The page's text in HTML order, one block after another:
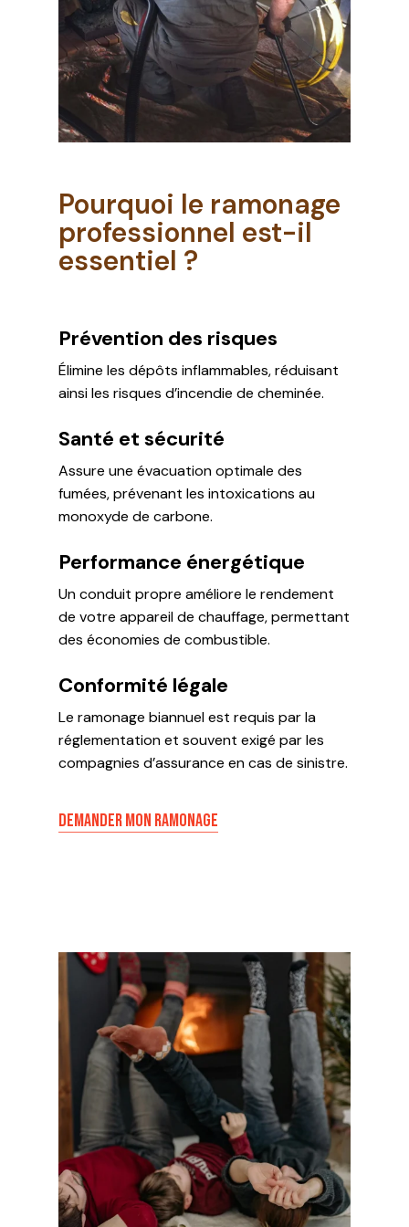
Pourquoi le ramonage
professionnel est-il
essentiel ?
Prévention des risques
Élimine les dépôts inflammables, réduisant
ainsi les risques d’incendie de cheminée.
Santé et sécurité
Assure une évacuation optimale des
fumées, prévenant les intoxications au
monoxyde de carbone.
Performance énergétique
Un conduit propre améliore le rendement
de votre appareil de chauffage, permettant
des économies de combustible.
Conformité légale
Le ramonage biannuel est requis par la
réglementation et souvent exigé par les
compagnies d’assurance en cas de sinistre.​
DEMANDER MON RAMONAGE